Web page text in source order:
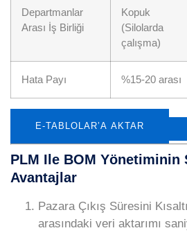
Departmanlar
Arası İş Birliği
Kopuk
(Silolarda
çalışma)
Hata Payı %15-20 arası
E-TABLOLAR’A AKTAR
PLM Ile BOM Yönetiminin
Avantajlar
Pazara Çıkış Süresini
arasındaki veri aktarımı